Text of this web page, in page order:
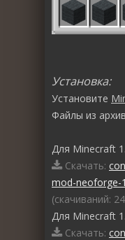
Установка:
Установите
Файлы из
Для Minecraft
Скачать:
mod-neoforge-
(cкачиваний:
Для Minecraft
Скачать: